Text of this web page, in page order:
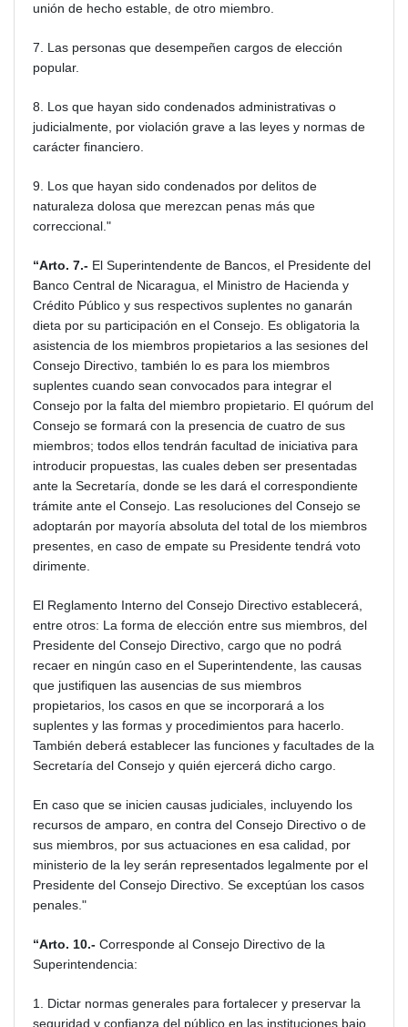
unión de hecho estable, de otro miembro.
7. Las personas que desempeñen cargos de elección
popular.
8. Los que hayan sido condenados administrativas o
judicialmente, por violación grave a las leyes y normas de
carácter financiero.
9. Los que hayan sido condenados por delitos de
naturaleza dolosa que merezcan penas más que
correccional."
“Arto. 7.- El Superintendente de Bancos, el Presidente del
Banco Central de Nicaragua, el Ministro de Hacienda y
Crédito Público y sus respectivos suplentes no ganarán
dieta por su participación en el Consejo. Es obligatoria la
asistencia de los miembros propietarios a las sesiones del
Consejo Directivo, también lo es para los miembros
suplentes cuando sean convocados para integrar el
Consejo por la falta del miembro propietario. El quórum del
Consejo se formará con la presencia de cuatro de sus
miembros; todos ellos tendrán facultad de iniciativa para
introducir propuestas, las cuales deben ser presentadas
ante la Secretaría, donde se les dará el correspondiente
trámite ante el Consejo. Las resoluciones del Consejo se
adoptarán por mayoría absoluta del total de los miembros
presentes, en caso de empate su Presidente tendrá voto
dirimente.
El Reglamento Interno del Consejo Directivo establecerá,
entre otros: La forma de elección entre sus miembros, del
Presidente del Consejo Directivo, cargo que no podrá
recaer en ningún caso en el Superintendente, las causas
que justifiquen las ausencias de sus miembros
propietarios, los casos en que se incorporará a los
suplentes y las formas y procedimientos para hacerlo.
También deberá establecer las funciones y facultades de la
Secretaría del Consejo y quién ejercerá dicho cargo.
En caso que se inicien causas judiciales, incluyendo los
recursos de amparo, en contra del Consejo Directivo o de
sus miembros, por sus actuaciones en esa calidad, por
ministerio de la ley serán representados legalmente por el
Presidente del Consejo Directivo. Se exceptúan los casos
penales."
“Arto. 10.- Corresponde al Consejo Directivo de la
Superintendencia:
1. Dictar normas generales para fortalecer y preservar la
seguridad y confianza del público en las instituciones bajo